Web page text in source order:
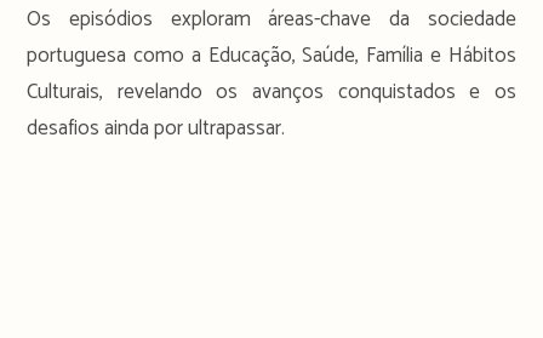
Os episódios exploram áreas-chave da sociedade
portuguesa como a Educação, Saúde, Família e Hábitos
Culturais, revelando os avanços conquistados e os
desafios ainda por ultrapassar.